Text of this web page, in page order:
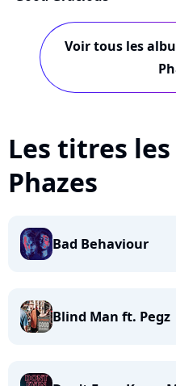
Voir tous les
Les titres les
Phazes
Bad Behaviour
Blind Man ft. Pegz